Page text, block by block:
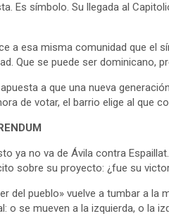
Es símbolo. Su llegada al
a esa misma comunidad que el
Que se puede ser dominicano,
a que una nueva
de votar, el barrio elige al que
ya no va de Ávila contra
sobre su proyecto: ¿fue su
del pueblo» vuelve a tumbar a la
o se mueven a la izquierda, o la